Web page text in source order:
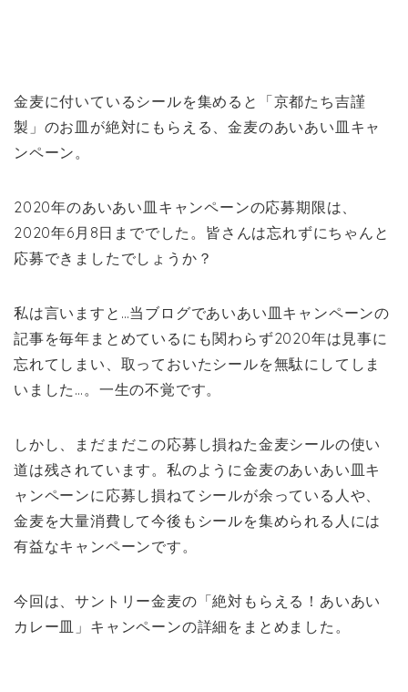
金麦に付いているシールを集めると「京都たち吉謹
製」のお皿が絶対にもらえる、金麦のあいあい皿キャ
ンペーン。
2020年のあいあい皿キャンペーンの応募期限は、
2020年6月8日まででした。皆さんは忘れずにちゃんと
応募できましたでしょうか？
私は言いますと…当ブログであいあい皿キャンペーンの
記事を毎年まとめているにも関わらず2020年は見事に
忘れてしまい、取っておいたシールを無駄にしてしま
いました…。一生の不覚です。
しかし、まだまだこの応募し損ねた金麦シールの使い
道は残されています。私のように金麦のあいあい皿キ
ャンペーンに応募し損ねてシールが余っている人や、
金麦を大量消費して今後もシールを集められる人には
有益なキャンペーンです。
今回は、サントリー金麦の「絶対もらえる！あいあい
カレー皿」キャンペーンの詳細をまとめました。